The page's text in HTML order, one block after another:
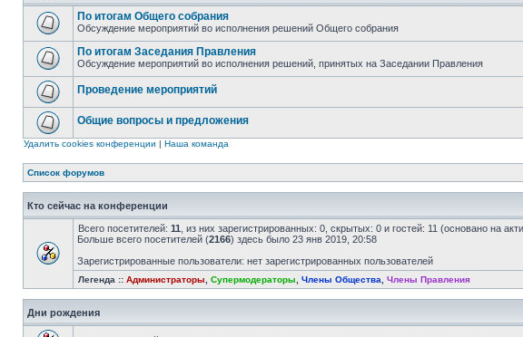
По итогам Общего собрания
Обсуждение мероприятий во исполнения решений Общего собрания
По итогам Заседания Правления
Обсуждение мероприятий во исполнения решений, принятых на Заседании Правления
Проведение мероприятий
Общие вопросы и предложения
Удалить cookies конференции | Наша команда
Список форумов
Кто сейчас на конференции
Всего посетителей: 11 , из них зарегистрированных: 0, скрытых: 0 и гостей: 11 (основано на
Больше всего посетителей (2166) здесь было 23 янв 2019, 20:58
Зарегистрированные пользователи: нет зарегистрированных пользователей
Легенда :: Администраторы Супермодераторы Члены Общества Члены Правления
Дни рождения